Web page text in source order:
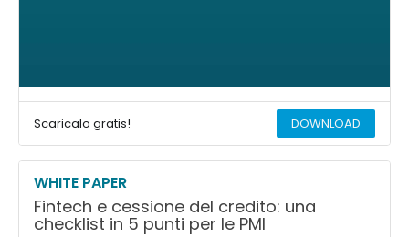
Scaricalo gratis! DOWNLOAD
WHITE PAPER
Fintech e cessione del credito: una
checklist in 5 punti per le PMI